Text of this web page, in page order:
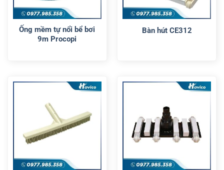
Ống mềm tự nổi bể bơi
9m Procopi
Bàn hút CE312